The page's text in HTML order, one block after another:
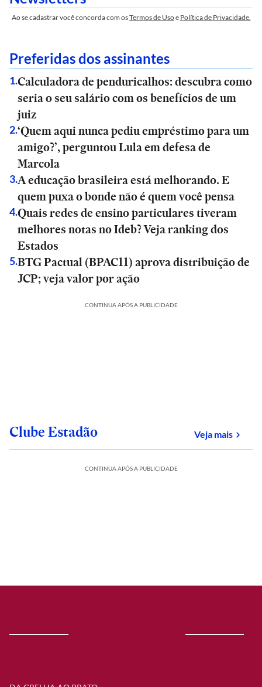
Ao se cadastrar você concorda com osTermos de Usoe Política de Privacidade.
Preferidas dos assinantes
1.Calculadora de penduricalhos: descubra como
seria o seu salário com os benefícios de um
juiz
2.‘Quem aqui nunca pediu empréstimo para um
amigo?’, perguntou Lula em defesa de
Marcola
3.A educação brasileira está melhorando. E
quem puxa o bonde não é quem você pensa
4.Quais redes de ensino particulares tiveram
melhores notas no Ideb? Veja ranking dos
Estados
5.BTG Pactual (BPAC11) aprova distribuição de
JCP; veja valor por ação
CONTINUA APÓS A PUBLICIDADE
Clube Estadão Veja maissobre
CONTINUA APÓS A PUBLICIDADE